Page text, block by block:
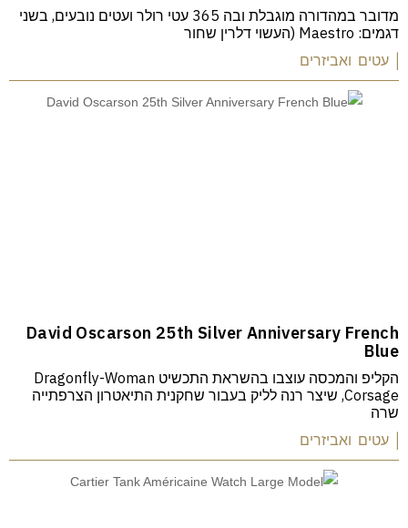
מדובר במהדורה מוגבלת ובה 365 עטי רולר ועטים נובעים, בשני
דגמים: Maestro (העשוי דלרין שחור
| עטים ואביזרים
David Oscarson 25th Silver Anniversary French
Blue
הקליפ והמכסה עוצבו בהשראת התכשיט Dragonfly-Woman
Corsage, שיצר רנה לליק בעבור שחקנית התיאטרון הצרפתייה
שרה
| עטים ואביזרים